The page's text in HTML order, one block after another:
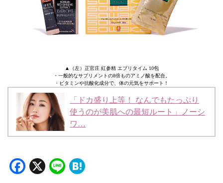
▲（左）正官庄 紅参精 エブリタイム 10包
・一般的なサプリメントの8倍ものアミノ酸を配合。
・ビタミンや抗酸化成分で、体の元気をサポート！
「ドカ盛り上等！ なんでもたっぷり
使うのが美肌への最短ルート」ノーシ
ワ…
Facebook
X Line